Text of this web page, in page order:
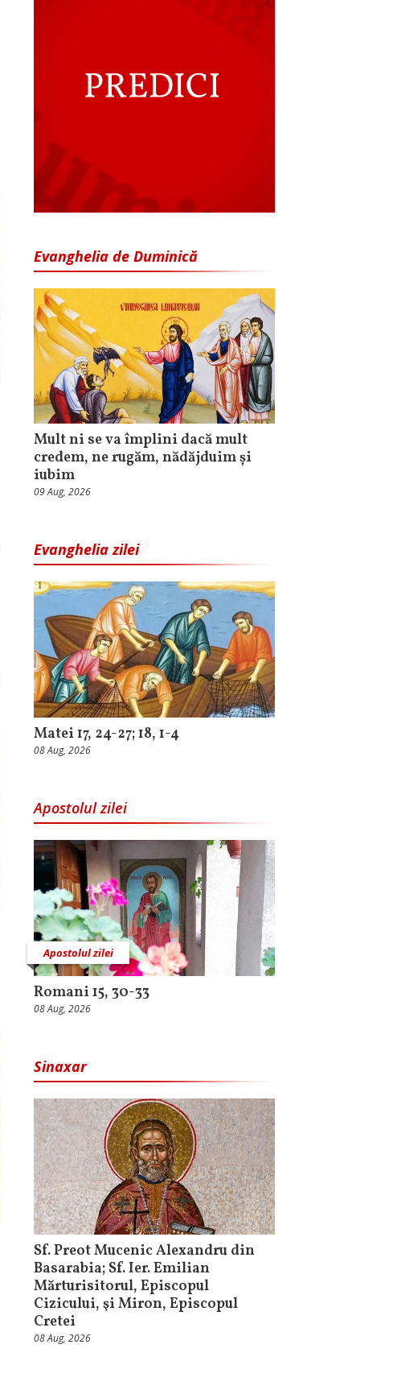
Evanghelia de Duminică
Mult ni se va împlini dacă mult
credem, ne rugăm, nădăjduim și
iubim
09 Aug, 2026
Evanghelia zilei
Matei 17, 24-27; 18, 1-4
08 Aug, 2026
Apostolul zilei
Apostolul zilei
Romani 15, 30-33
08 Aug, 2026
Sinaxar
Sf. Preot Mucenic Alexandru din
Basarabia; Sf. Ier. Emilian
Mărturisitorul, Episcopul
Cizicului, şi Miron, Episcopul
Cretei
08 Aug, 2026